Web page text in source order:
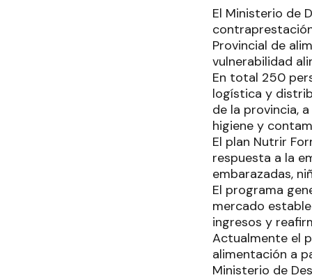
El Ministerio de
Provincial de
vulnerabilidad
En total 250
logística y
de la provincia,
higiene y
El plan Nutrir
respuesta a la
embarazadas,
El programa
mercado
ingresos y
Actualmente el
alimentación a
Ministerio de